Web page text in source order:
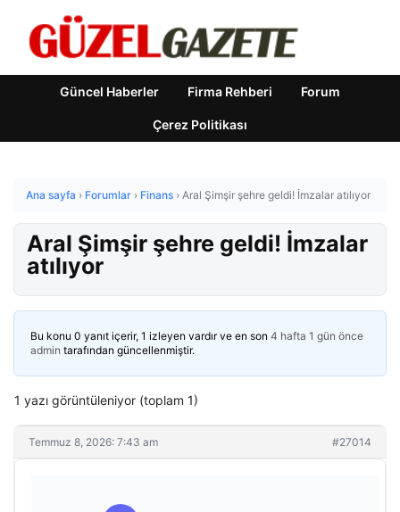
Güncel Haberler Firma Rehberi Forum
Çerez Politikası
Ana sayfa › Forumlar › Finans › Aral Şimşir şehre geldi! İmzalar atılıyor
Aral Şimşir şehre geldi! İmzalar
atılıyor
Bu konu 0 yanıt içerir, 1 izleyen vardır ve en son 4 hafta 1 gün önce
admin tarafından güncellenmiştir.
1 yazı görüntüleniyor (toplam 1)
Temmuz 8, 2026: 7:43 am #27014